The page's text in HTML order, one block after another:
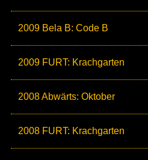
2009 Bela B: Code B
2009 FURT: Krachgarten
2008 Abwärts: Oktober
2008 FURT: Krachgarten